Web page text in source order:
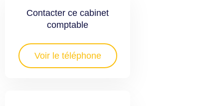
Contacter ce cabinet
comptable
Voir le téléphone